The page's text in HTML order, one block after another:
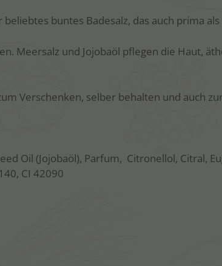
buntes Badesalz, das auch prima
Meersalz und Jojobaöl pflegen die Haut,
Verschenken, selber behalten und auch
Oil (Jojobaöl), Parfum, Citronellol, Citral,
CI 42090